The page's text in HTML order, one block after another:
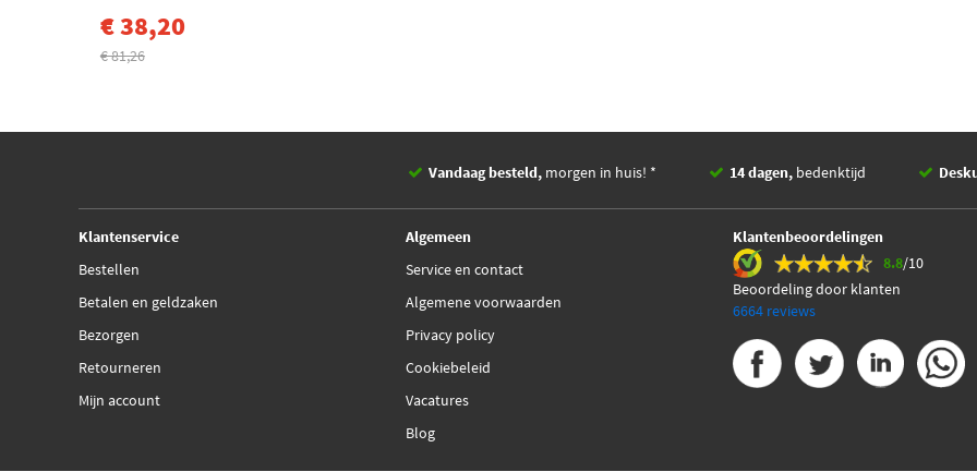
€ 38,20
€ 81,26
Vandaag besteld, morgen in huis! * 14 dagen, bedenktijd
Klantenservice
Bestellen
Betalen en geldzaken
Bezorgen
Retourneren
Mijn account
Algemeen
Service en contact
Algemene voorwaarden
Privacy policy
Cookiebeleid
Vacatures
Blog
Klantenbeoordelingen
8.8/10
Beoordeling door klanten
6664 reviews